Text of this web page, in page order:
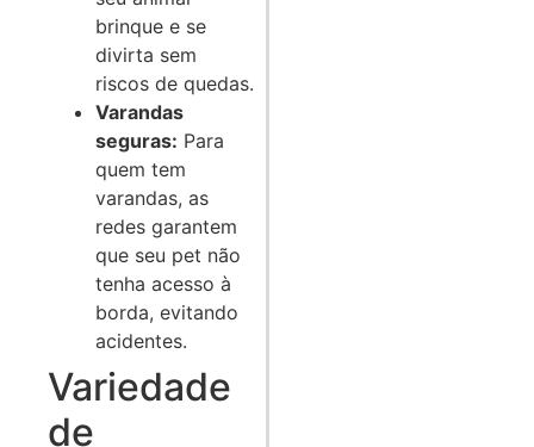
brinque e se
divirta sem
riscos de quedas.
Varandas
seguras: Para
quem tem
varandas, as
redes garantem
que seu pet não
tenha acesso à
borda, evitando
acidentes.
Variedade
de